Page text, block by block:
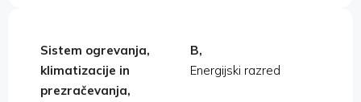
Sistem ogrevanja,
klimatizacije in
prezračevanja,
B,
Energijski razred